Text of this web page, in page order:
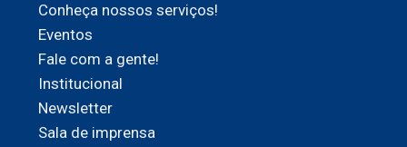
Conheça nossos serviços!
Eventos
Fale com a gente!
Institucional
Newsletter
Sala de imprensa